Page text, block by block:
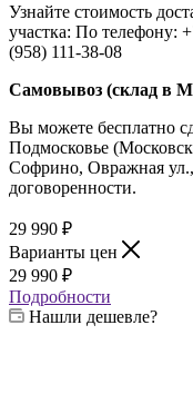
Узнайте стоимость
участка: По телефону:
(958) 111-38-08
Самовывоз (склад в
Вы можете бесплатно
Подмосковье
Софрино, Овражная
договоренности.
29 990 ₽
Варианты цен
29 990 ₽
Подробности
Нашли дешевле?